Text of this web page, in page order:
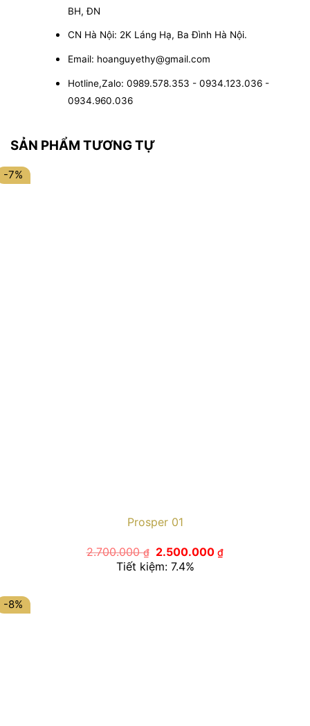
BH, ĐN
CN Hà Nội: 2K Láng Hạ, Ba Đình Hà Nội.
Email: hoanguyethy@gmail.com
Hotline,Zalo: 0989.578.353 - 0934.123.036 -
0934.960.036
SẢN PHẨM TƯƠNG TỰ
-7%
Prosper 01
2.700.000₫
Giá
gốc
là:
2.500.000₫Giá
Tiết kiệm: 7.4%
-8%